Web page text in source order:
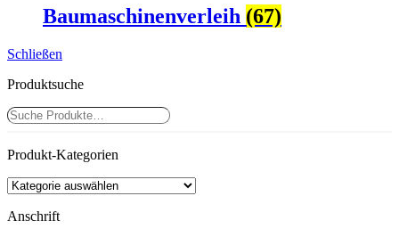
Baumaschinenverleih (67)
Schließen
Produktsuche
Suchen
Produkt-Kategorien
Anschrift